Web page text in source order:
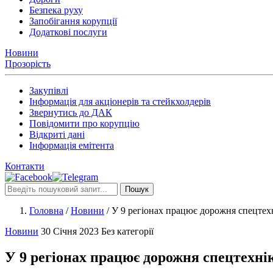
Безпека руху
Запобігання корупції
Додаткові послуги
Новини
Прозорість
Закупівлі
Інформація для акціонерів та стейкхолдерів
Звернутись до ДАК
Повідомити про корупцію
Відкриті дані
Інформація емітента
Контакти
Пошук
Головна /Новини /У 9 регіонах працює дорожня
Новини 30 Січня 2023 Без категорії
У 9 регіонах працює дорожня